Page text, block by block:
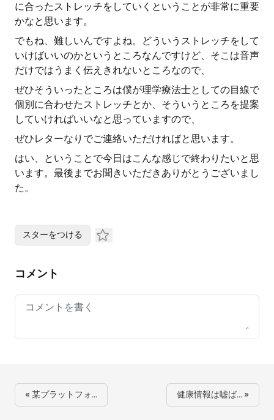
に合ったストレッチをしていくということが非常に重要
かなと思います。
でもね、難しいんですよね。どういうストレッチをして
いけばいいのかというところなんですけど、そこは音声
だけではうまく伝えきれないところなので、
ぜひそういったところは僕が理学療法士としての目線で
個別に合わせたストレッチとか、そういうところを提案
していければいいなと思っていますので、
ぜひレターなりでご連絡いただければと思います。
はい、ということで今日はこんな感じで終わりたいと思
います。最後までお聞きいただきありがとうございまし
た。
スターをつける
コメント
Your comment
« 某プラットフォ… 健康情報は嘘ば… »